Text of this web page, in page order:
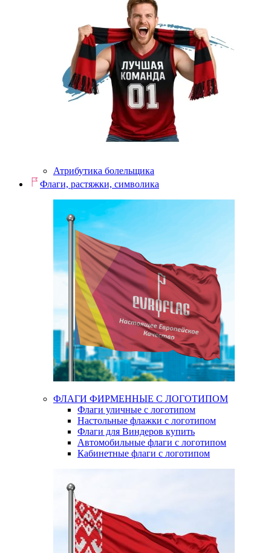
Атрибутика болельщика
Флаги, растяжки, символика
ФЛАГИ ФИРМЕННЫЕ С ЛОГОТИПОМ
Флаги уличные с логотипом
Настольные флажки с логотипом
Флаги для Виндеров купить
Автомобильные флаги с логотипом
Кабинетные флаги с логотипом